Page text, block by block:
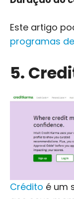
Este artigo
programas
5.
Crédito é um